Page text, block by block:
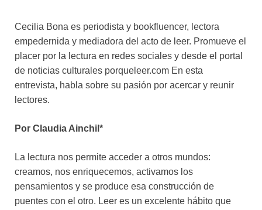
Cecilia Bona es periodista y bookfluencer, lectora
empedernida y mediadora del acto de leer. Promueve el
placer por la lectura en redes sociales y desde el portal
de noticias culturales porqueleer.com En esta
entrevista, habla sobre su pasión por acercar y reunir
lectores.
Por Claudia Ainchil*
La lectura nos permite acceder a otros mundos:
creamos, nos enriquecemos, activamos los
pensamientos y se produce esa construcción de
puentes con el otro. Leer es un excelente hábito que